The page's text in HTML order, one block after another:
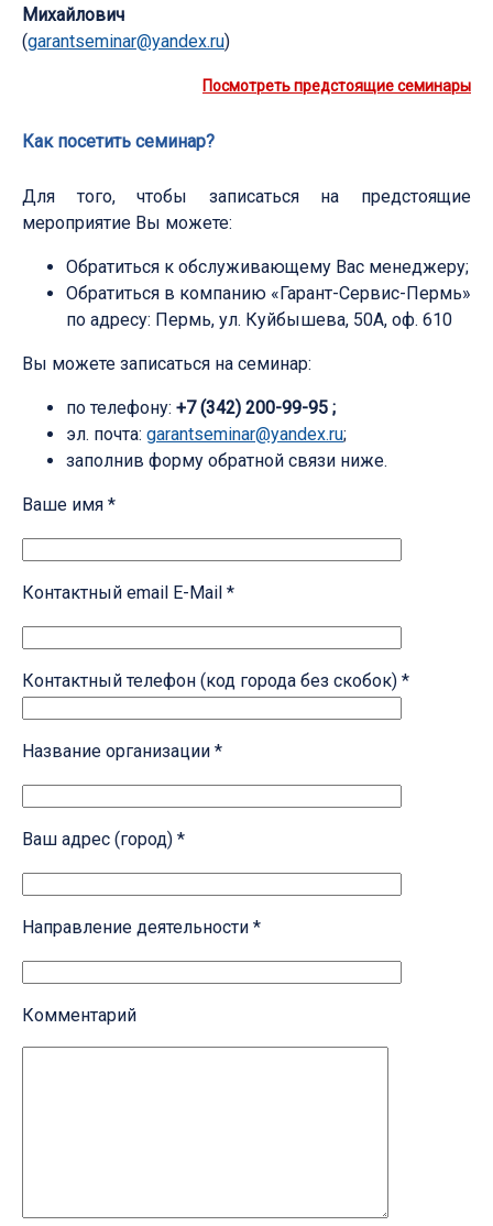
Михайлович
(garantseminar@yandex.ru)
Посмотреть предстоящие семинары
Как посетить семинар?
Для того, чтобы записаться на предстоящие
мероприятие Вы можете:
Обратиться к обслуживающему Вас менеджеру;
Обратиться в компанию «Гарант-Сервис-Пермь»
по адресу: Пермь, ул. Куйбышева, 50А, оф. 610
Вы можете записаться на семинар:
по телефону: +7 (342) 200-99-95 ;
эл. почта: garantseminar@yandex.ru;
заполнив форму обратной связи ниже.
Ваше имя *
Контактный email E-Mail *
Контактный телефон (код города без скобок) *
Название организации *
Ваш адрес (город) *
Направление деятельности *
Комментарий